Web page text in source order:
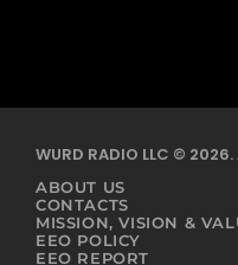
WURD RADIO LLC © 2026.
ABOUT US
CONTACTS
MISSION, VISION &
EEO POLICY
EEO REPORT